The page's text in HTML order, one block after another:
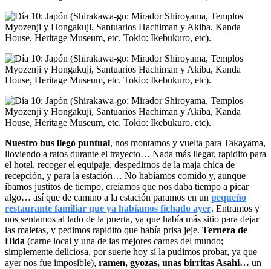
Nuestro bus llegó puntual, nos montamos y vuelta para Takayama,
lloviendo a ratos durante el trayecto… Nada más llegar, rapidito para
el hotel, recoger el equipaje, despedirnos de la maja chica de
recepción, y para la estación… No habíamos comido y, aunque
íbamos justitos de tiempo, creíamos que nos daba tiempo a picar
algo… así que de camino a la estación paramos en un pequeño
restaurante familiar que ya habíamos fichado ayer. Entramos y
nos sentamos al lado de la puerta, ya que había más sitio para dejar
las maletas, y pedimos rapidito que había prisa jeje. Ternera de
Hida (carne local y una de las mejores carnes del mundo;
simplemente deliciosa, por suerte hoy sí la pudimos probar, ya que
ayer nos fue imposible), ramen, gyozas, unas birritas Asahi… un